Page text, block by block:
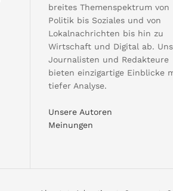
breites Themenspektrum von
Politik bis Soziales und von
Lokalnachrichten bis hin zu
Wirtschaft und Digital ab.
Journalisten und Redakteure
bieten einzigartige Einblicke
tiefer Analyse.
Unsere Autoren
Meinungen